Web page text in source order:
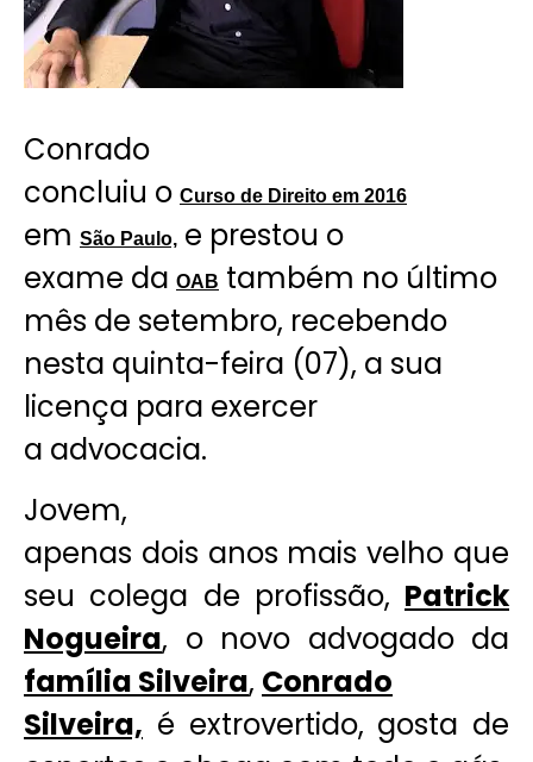
Conrado
concluiu o Curso de Direito em 2016
em São Paulo, e prestou o
exame da OAB também no último
mês de setembro, recebendo
nesta quinta-feira (07), a sua
licença para exercer
a advocacia.
Jovem,
apenas dois anos mais velho que
seu colega de profissão, Patrick
Nogueira, o novo advogado da
família Silveira, Conrado
Silveira, é extrovertido, gosta de